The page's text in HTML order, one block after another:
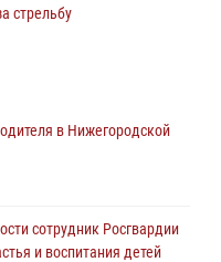
стрельбу
мероприятия в рамках
на VK Fest в Нижнем
в Нижегородской
сотрудник Росгвардии
и воспитания детей